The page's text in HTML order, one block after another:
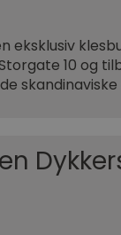
eksklusiv
10 og